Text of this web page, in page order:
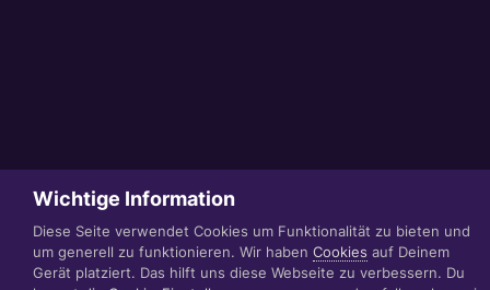
Wichtige Information
Diese Seite verwendet Cookies um Funktionalität zu bieten und
um generell zu funktionieren. Wir haben Cookies auf Deinem
Gerät platziert. Das hilft uns diese Webseite zu verbessern. Du